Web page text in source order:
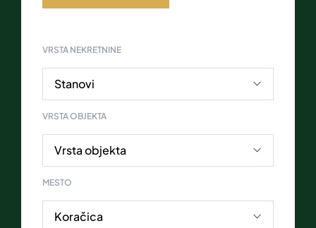
VRSTA NEKRETNINE
VRSTA OBJEKTA
MESTO